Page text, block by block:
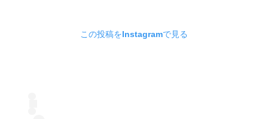
この投稿をInstagramで見る